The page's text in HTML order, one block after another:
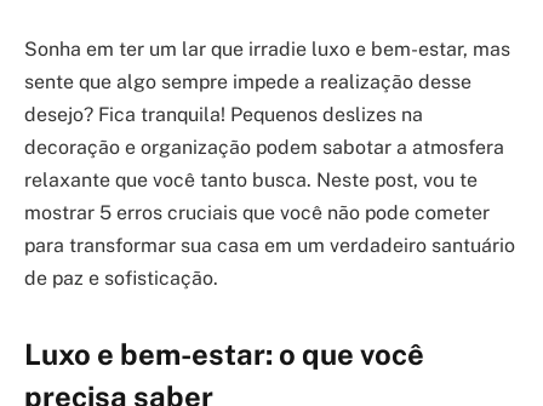
Sonha em ter um lar que irradie luxo e bem-estar, mas
sente que algo sempre impede a realização desse
desejo? Fica tranquila! Pequenos deslizes na
decoração e organização podem sabotar a atmosfera
relaxante que você tanto busca. Neste post, vou te
mostrar 5 erros cruciais que você não pode cometer
para transformar sua casa em um verdadeiro santuário
de paz e sofisticação.
Luxo e bem-estar: o que você
precisa saber